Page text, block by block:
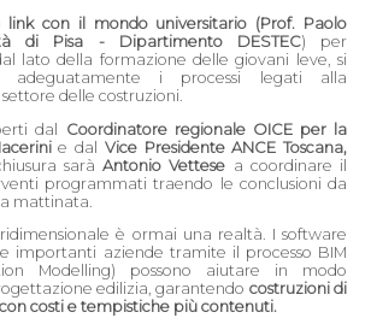
link con il mondo universitario (Prof. Paolo
di Pisa - Dipartimento DESTEC) per
lato della formazione delle giovani leve, si
adeguatamente i processi legati alla
delle costruzioni.
dal Coordinatore regionale OICE per la
e dal Vice Presidente ANCE Toscana,
saràAntonio Vettese a coordinare il
programmati traendo le conclusioni da
mattinata.
è ormai una realtà. I software
importanti aziende tramite il processo BIM
Modelling) possono aiutare in modo
edilizia, garantendo costruzioni di
costi e tempistiche più contenuti.